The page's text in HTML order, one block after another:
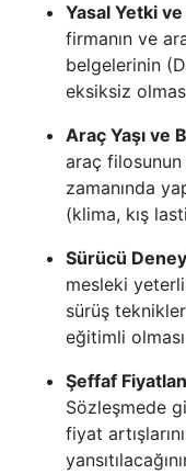
Yasal Yetki
firmanın ve
belgelerinin
eksiksiz
Araç Yaşı ve
araç filosunun
zamanında
(klima, kış
Sürücü
mesleki
sürüş
eğitimli
Şeffaf
Sözleşmede
fiyat